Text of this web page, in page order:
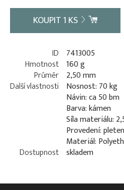
KOUPIT1 KS
ID
7413005
Hmotnost 160 g
Průměr 2,50 mm
Další vlastnosti
Nosnost: 70 kg
Návin: ca 50 bm
Barva: kámen
Síla materiálu:
Provedení:
Materiál:
Dostupnost skladem